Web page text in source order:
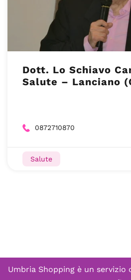
Dott. Lo Schiavo
Salute – Lanciano
0872710870
Salute
Umbria Shopping è un servizio